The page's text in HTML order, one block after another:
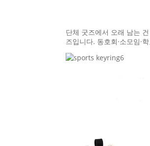
단체 굿즈에서 오래 남는
즈입니다. 동호회·소모임·